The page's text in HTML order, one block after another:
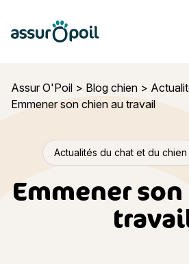
Assur O'Poil
Assur O'Poil > Blog chien >
Emmener son chien au travail
Actualités du chat et du chien
Emmener